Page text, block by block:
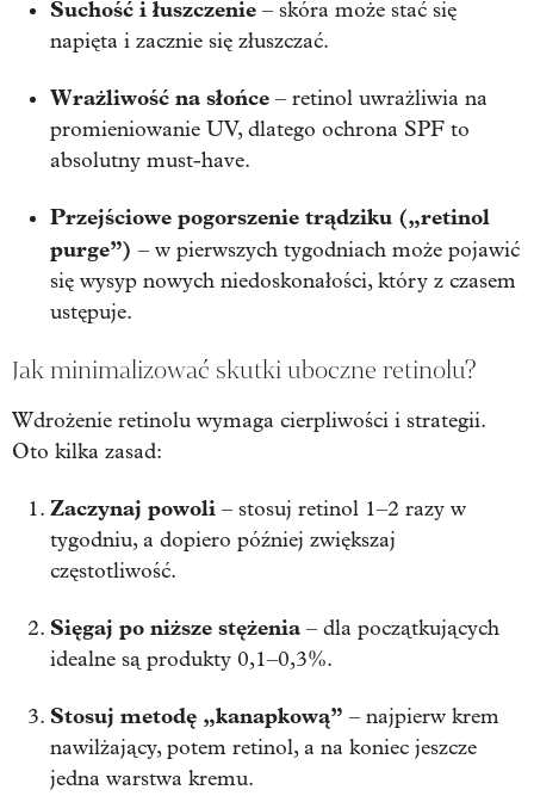
Suchość i łuszczenie – skóra może stać się
napięta i zacznie się złuszczać.
Wrażliwość na słońce – retinol uwrażliwia na
promieniowanie UV, dlatego ochrona SPF to
absolutny must-have.
Przejściowe pogorszenie trądziku („retinol
purge”) – w pierwszych tygodniach może pojawić
się wysyp nowych niedoskonałości, który z czasem
ustępuje.
Jak minimalizować skutki uboczne retinolu?
Wdrożenie retinolu wymaga cierpliwości i strategii.
Oto kilka zasad:
Zaczynaj powoli – stosuj retinol 1–2 razy w
tygodniu, a dopiero później zwiększaj
częstotliwość.
Sięgaj po niższe stężenia – dla początkujących
idealne są produkty 0,1–0,3%.
Stosuj metodę „kanapkową” – najpierw krem
nawilżający, potem retinol, a na koniec jeszcze
jedna warstwa kremu.